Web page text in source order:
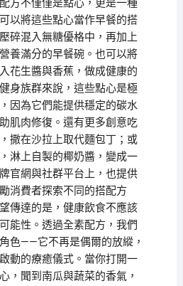
方不僅僅是點心，更是一種
以將這些點心當作早餐的搭
碎混入無糖優格中，再加上
養滿分的早餐碗。也可以將
花生醬與香蕉，做成健康的
身族群來說，這些點心是極
因為它們能提供穩定的碳水
肌肉修復。還有更多創意吃
撒在沙拉上取代麵包丁；或
淋上自製的椰奶醬，變成一
官網與社群平台上，也提供
消費者探索不同的搭配方
傳達的是，健康飲食不應該
能性。透過全素配方，我們
色——它不再是偶爾的放縱，
動的療癒儀式。當你打開一
，聞到南瓜與蔬菜的香氣，